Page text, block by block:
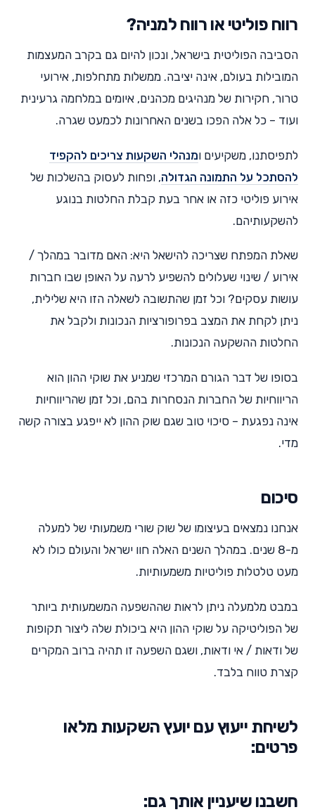
רווח פוליטי או רווח למניה?
הסביבה הפוליטית בישראל, ונכון להיום גם בקרב המעצמות
המובילות בעולם, אינה יציבה. ממשלות מתחלפות, אירועי
טרור, חקירות של מנהיגים מכהנים, איומים במלחמה גרעינית
ועוד – כל אלה הפכו בשנים האחרונות לכמעט שגרה.
לתפיסתנו, משקיעים ומנהלי השקעות צריכים להקפיד
להסתכל על התמונה הגדולה, ופחות לעסוק בהשלכות של
אירוע פוליטי כזה או אחר בעת קבלת החלטות בנוגע
להשקעותיהם.
שאלת המפתח שצריכה להישאל היא: האם מדובר במהלך /
אירוע / שינוי שעלולים להשפיע לרעה על האופן שבו חברות
עושות עסקים? וכל זמן שהתשובה לשאלה הזו היא שלילית,
ניתן לקחת את המצב בפרופורציות הנכונות ולקבל את
החלטות ההשקעה הנכונות.
בסופו של דבר הגורם המרכזי שמניע את שוקי ההון הוא
הריווחיות של החברות הנסחרות בהם, וכל זמן שהריווחיות
אינה נפגעת – סיכוי טוב שגם שוק ההון לא ייפגע בצורה קשה
מדי.
סיכום
אנחנו נמצאים בעיצומו של שוק שורי משמעותי של למעלה
מ-8 שנים. במהלך השנים האלה חוו ישראל והעולם כולו לא
מעט טלטלות פוליטיות משמעותיות.
במבט מלמעלה ניתן לראות שההשפעה המשמעותית ביותר
של הפוליטיקה על שוקי ההון היא ביכולת שלה ליצור תקופות
של ודאות / אי ודאות, ושגם השפעה זו תהיה ברוב המקרים
קצרת טווח בלבד.
לשיחת ייעוץ עם יועץ השקעות מלאו
פרטים:
חשבנו שיעניין אותך גם: